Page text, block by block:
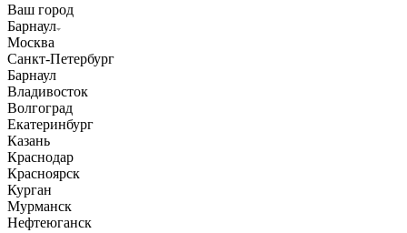
Ваш город
Барнаул
Москва
Санкт-Петербург
Барнаул
Владивосток
Волгоград
Екатеринбург
Казань
Краснодар
Красноярск
Курган
Мурманск
Нефтеюганск